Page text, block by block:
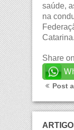
saúde,
na
Catarina.
Share
Post